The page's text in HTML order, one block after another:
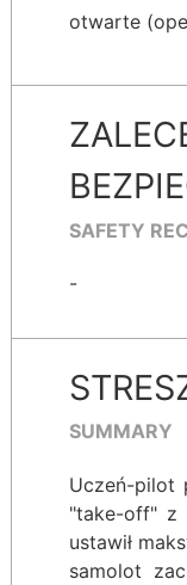
otwarte
SAFETY
-
SUMMARY
Uczeń-pilot
"take-off" z
ustawił
samolot